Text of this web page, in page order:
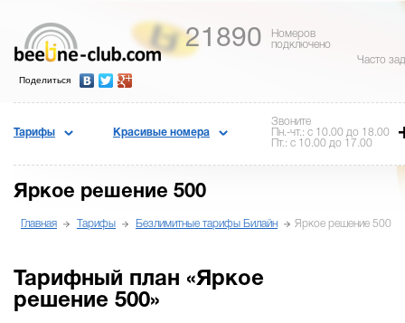
Поделиться
21890
Номеров
подключено
Часто
Тарифы Красивые номера
Звоните
Пн.-чт.: с 10.00 до 18.00
Пт.: с 10.00 до 17.00
Яркое решение 500
Главная Тарифы Безлимитные тарифы Билайн Яркое решение 500
Тарифный план «Яркое
решение 500»